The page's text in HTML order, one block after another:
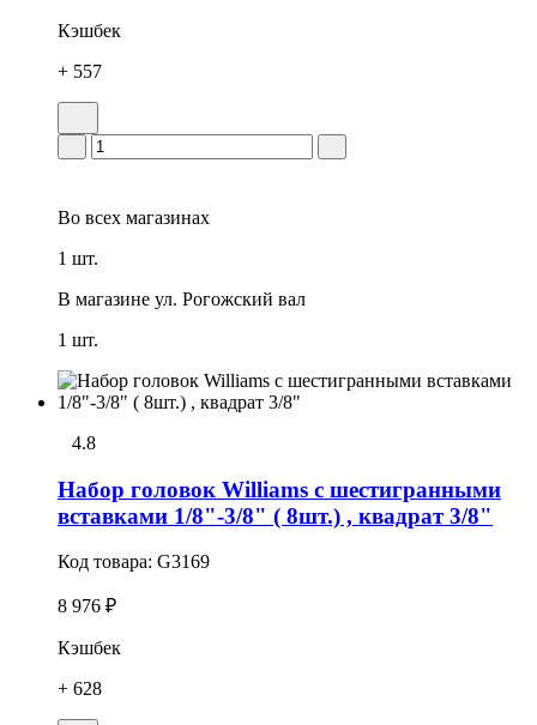
Кэшбек
+ 557
Во всех магазинах
1 шт.
В магазине ул. Рогожский вал
1 шт.
4.8
Набор головок Williams с шестигранными
вставками 1/8"-3/8" ( 8шт.) , квадрат 3/8"
Код товара: G3169
8 976 ₽
Кэшбек
+ 628